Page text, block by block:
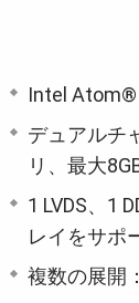
Intel Atom®
デュアルチ
リ、最大
1 LVDS、1
レイをサポ
複数の展開